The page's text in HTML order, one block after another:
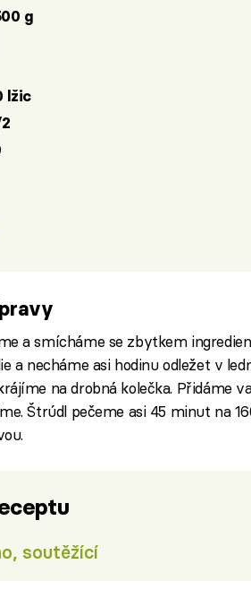
g
lžic
a smícháme se zbytkem
a necháme asi hodinu odležet v
na drobná kolečka. Přidáme
Štrúdl pečeme asi 45 minut na
soutěžící